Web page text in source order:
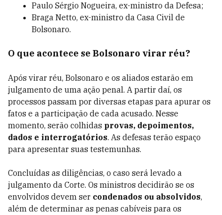
Paulo Sérgio Nogueira, ex-ministro da Defesa;
Braga Netto, ex-ministro da Casa Civil de
Bolsonaro.
O que acontece se Bolsonaro virar réu?
Após virar réu, Bolsonaro e os aliados estarão em
julgamento de uma ação penal. A partir daí, os
processos passam por diversas etapas para apurar os
fatos e a participação de cada acusado. Nesse
momento, serão colhidas provas, depoimentos,
dados e interrogatórios. As defesas terão espaço
para apresentar suas testemunhas.
Concluídas as diligências, o caso será levado a
julgamento da Corte. Os ministros decidirão se os
envolvidos devem ser condenados ou absolvidos,
além de determinar as penas cabíveis para os